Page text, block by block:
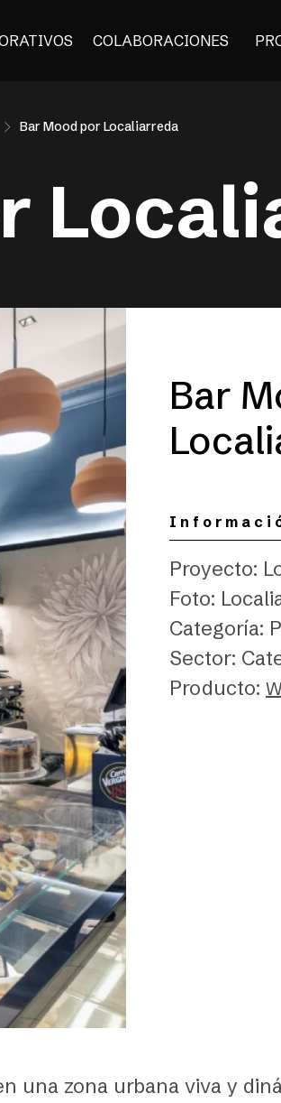
COLABORACIONES
Bar Mood por Localiarreda
Bar
Proyecto:
Foto:
Categoría:
Sector:
Producto:
una zona urbana viva y